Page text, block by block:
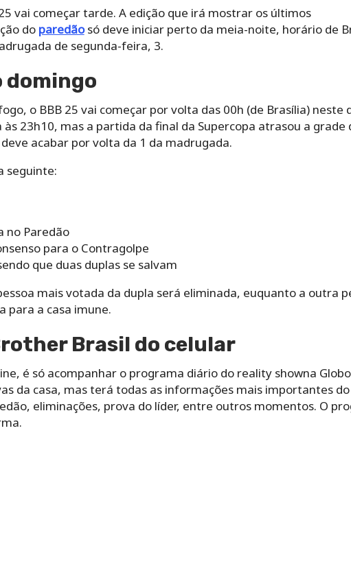
vai começar tarde. A edição que irá mostrar os últimos
do paredãosó deve iniciar perto da meia-noite, horário de
de segunda-feira, 3.
domingo
o BBB 25 vai começar por volta das 00h (de Brasília) neste
23h10, mas a partida da final da Supercopa atrasou a grade
acabar por volta da 1 da madrugada.
seguinte:
no Paredão
para o Contragolpe
que duas duplas se salvam
mais votada da dupla será eliminada, euquanto a outra
para a casa imune.
Brasil do celular
é só acompanhar o programa diário do reality showna
da casa, mas terá todas as informações mais importantes
eliminações, prova do líder, entre outros momentos. O